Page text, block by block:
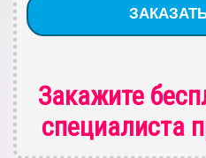
Закажите
специалиста